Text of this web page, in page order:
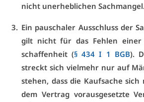
nicht un­er­heb­li­chen Sach­man­gel.
Ein pau­scha­ler Aus­schluss der
gilt nicht für das Feh­len
schaf­fen­heit (§ 434 I 1 BGB).
streckt sich viel­mehr nur auf
ste­hen, dass die Kauf­sa­che
dem Ver­trag vor­aus­ge­setz­te